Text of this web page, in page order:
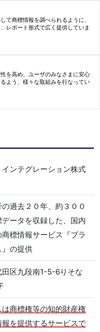
て商標情報を調べられるように、
レポート形式で広く提供していま
を高め、ユーザのみなさまに安心
よう、様々な取組みを行なってい
ンテグレーション株式
過去２０年、約３００
ータを収録した、国内
標情報サービス『ブラ
』の提供
田区九段南1-5-6りそな
商標権等の知的財産権
報を提供するサービスで